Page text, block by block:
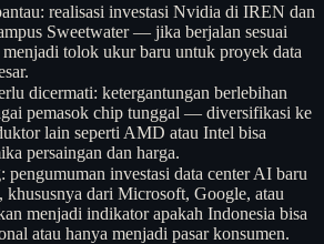
realisasi investasi Nvidia di IREN dan
Sweetwater — jika berjalan sesuai
tolok ukur baru untuk proyek data
dicermati: ketergantungan berlebihan
pemasok chip tunggal — diversifikasi ke
lain seperti AMD atau Intel bisa
persaingan dan harga.
pengumuman investasi data center AI baru
khususnya dari Microsoft, Google, atau
menjadi indikator apakah Indonesia bisa
atau hanya menjadi pasar konsumen.